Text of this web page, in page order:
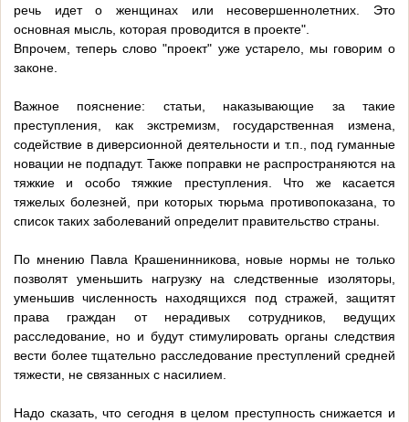
речь идет о женщинах или несовершеннолетних. Это
основная мысль, которая проводится в проекте".
Впрочем, теперь слово "проект" уже устарело, мы говорим о
законе.
Важное пояснение: статьи, наказывающие за такие
преступления, как экстремизм, государственная измена,
содействие в диверсионной деятельности и т.п., под гуманные
новации не подпадут. Также поправки не распространяются на
тяжкие и особо тяжкие преступления. Что же касается
тяжелых болезней, при которых тюрьма противопоказана, то
список таких заболеваний определит правительство страны.
По мнению Павла Крашенинникова, новые нормы не только
позволят уменьшить нагрузку на следственные изоляторы,
уменьшив численность находящихся под стражей, защитят
права граждан от нерадивых сотрудников, ведущих
расследование, но и будут стимулировать органы следствия
вести более тщательно расследование преступлений средней
тяжести, не связанных с насилием.
Надо сказать, что сегодня в целом преступность снижается и